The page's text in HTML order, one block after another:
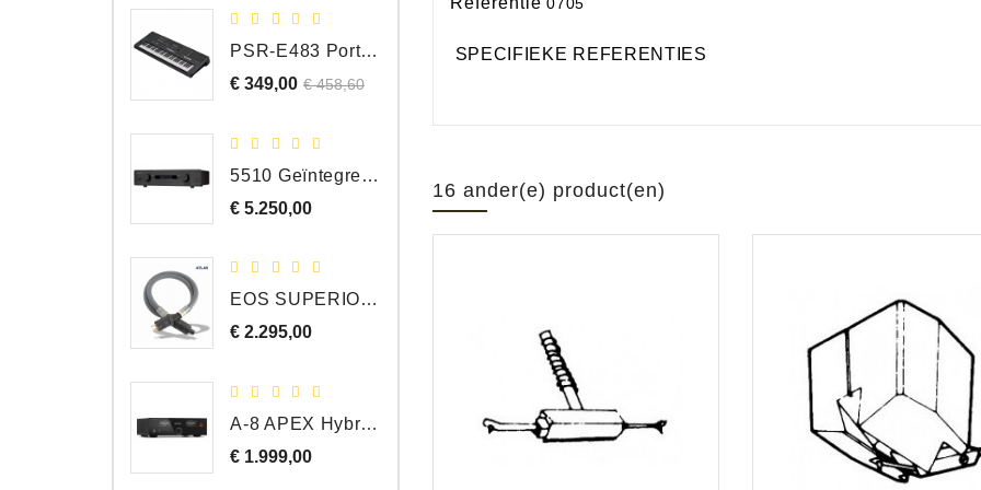
PSR-E483 Portable Keyboard, 61 Toetsen
€ 349,00 Normale
€ 458,60Prijs
5510 Geïntegreerde Versterker
€ 5.250,00Prijs
EOS SUPERIOR EM Schuko - C15 - Netstroom Kabel, 1.0 Meter
€ 2.295,00Prijs
A-8 APEX Hybride Geïntegreerde Versterker
€ 1.999,00Prijs
SPECIFIEKE REFERENTIES
16 ander(e) product(en)